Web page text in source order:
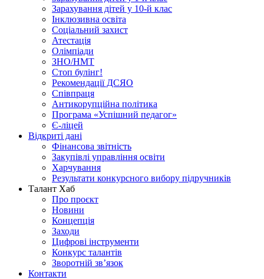
Зарахування дітей у 10-й клас
Інклюзивна освіта
Соціальний захист
Атестація
Олімпіади
ЗНО/НМТ
Стоп булінг!
Рекомендації ДСЯО
Співпраця
Антикорупційна політика
Програма «Успішний педагог»
Є-ліцей
Відкриті дані
Фінансова звітність
Закупівлі управління освіти
Харчування
Результати конкурсного вибору підручників
Талант Хаб
Про проєкт
Новини
Концепція
Заходи
Цифрові інструменти
Конкурс талантів
Зворотній зв’язок
Контакти